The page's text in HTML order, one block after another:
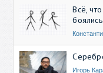
Всё,
Игорь